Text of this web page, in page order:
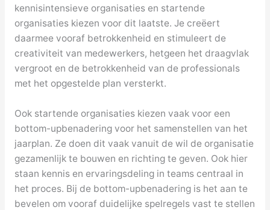
kennisintensieve organisaties en startende
organisaties kiezen voor dit laatste. Je creëert
daarmee vooraf betrokkenheid en stimuleert de
creativiteit van medewerkers, hetgeen het draagvlak
vergroot en de betrokkenheid van de professionals
met het opgestelde plan versterkt.
Ook startende organisaties kiezen vaak voor een
bottom-upbenadering voor het samenstellen van het
jaarplan. Ze doen dit vaak vanuit de wil de organisatie
gezamenlijk te bouwen en richting te geven. Ook hier
staan kennis en ervaringsdeling in teams centraal in
het proces. Bij de bottom-upbenadering is het aan te
bevelen om vooraf duidelijke spelregels vast te stellen